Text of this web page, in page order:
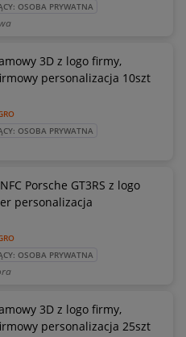
OSOBA PRYWATNA
3D z logo firmy,
personalizacja 10szt
OSOBA PRYWATNA
Porsche GT3RS z logo
personalizacja
OSOBA PRYWATNA
3D z logo firmy,
personalizacja 25szt